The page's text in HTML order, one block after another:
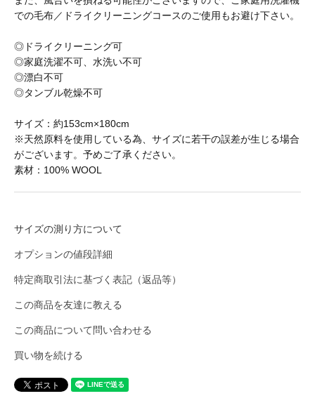
での毛布／ドライクリーニングコースのご使用もお避け下さい。
◎ドライクリーニング可
◎家庭洗濯不可、水洗い不可
◎漂白不可
◎タンブル乾燥不可
サイズ：約153cm×180cm
※天然原料を使用している為、サイズに若干の誤差が生じる場合
がございます。予めご了承ください。
素材：100% WOOL
サイズの測り方について
オプションの値段詳細
特定商取引法に基づく表記（返品等）
この商品を友達に教える
この商品について問い合わせる
買い物を続ける
BUZZ RICKSON'S
CalTop
caocao watch
Champion
CHRISTOPHER BROWN
CHURCHILL GLOVE